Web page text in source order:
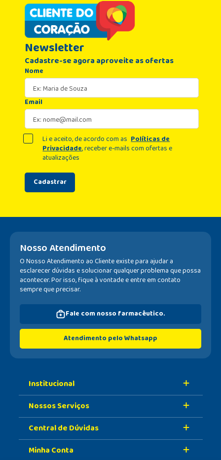
Newsletter
Cadastre-se agora aproveite as ofertas
Nome
Email
Cadastrar
Li e aceito, de acordo com as Políticas de
Privacidade, receber e-mails com ofertas e
atualizações
Nosso Atendimento
O Nosso Atendimento ao Cliente existe para ajudar a
esclarecer dúvidas e solucionar qualquer problema que possa
acontecer. Por isso, fique à vontade e entre em contato
sempre que precisar.
Fale com nosso farmacêutico.
Atendimento pelo Whatsapp
Institucional
Sobre A Nossa Drogaria
Nossa História
Nossas Lojas
Nossos Serviços
Retire Na Loja
Vacinas
Central de Dúvidas
Formas de Pagamento
Minha Conta